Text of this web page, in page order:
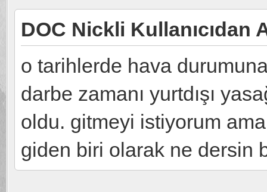
DOC Nickli Kullanıcıdan
o tarihlerde hava
darbe zamanı yurtdışı
oldu. gitmeyi istiyorum
giden biri olarak ne dersin